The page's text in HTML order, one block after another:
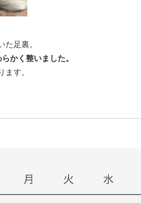
た足裏。
かく整いました。
ます。